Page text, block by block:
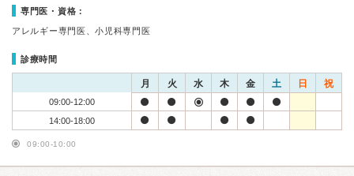
専門医・資格：
アレルギー専門医、小児科専門医
診療時間
月 火 水 木 金 土 日 祝
09:00-12:00
14:00-18:00
09:00-10:00